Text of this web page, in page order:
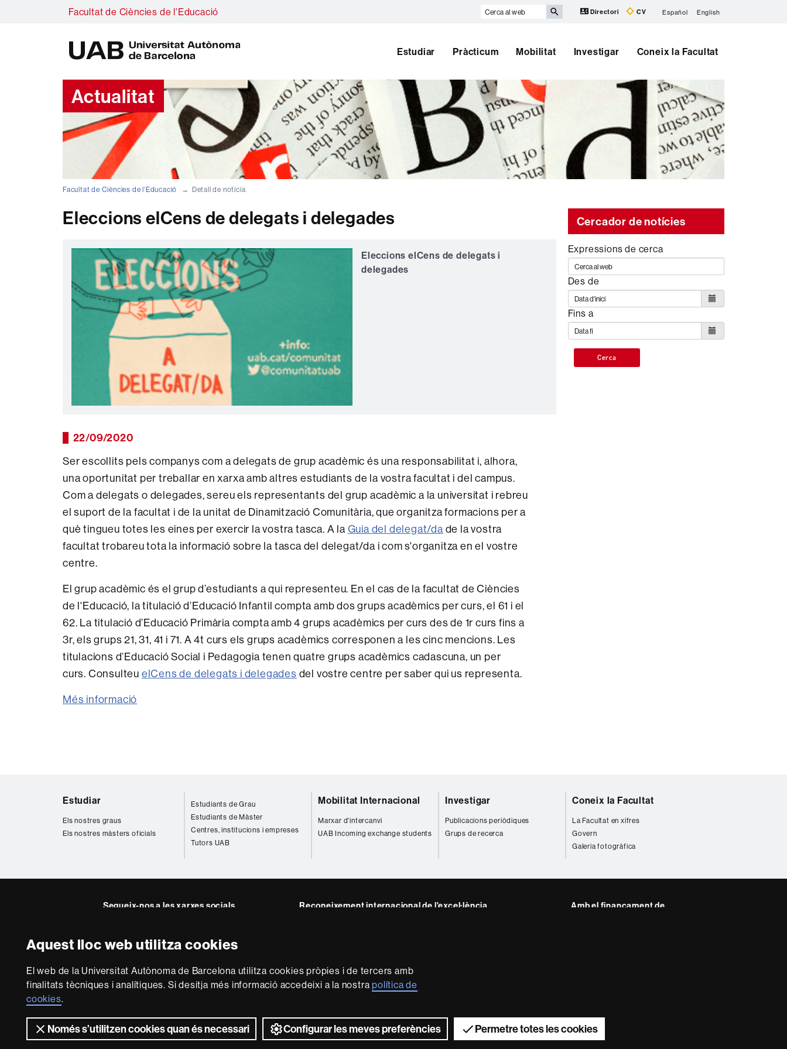
Aquest lloc web utilitza cookies
El web de la Universitat Autònoma de Barcelona utilitza cookies pròpies i de tercers amb
finalitats tècniques i analítiques. Si desitja més informació accedeixi a la nostrapolítica de
cookies.
Només s’utilitzen cookies quan és necessari Configurar les meves preferències Permetre totes les cookies
Facultat de Ciències de l'Educació
Cerca
Directori CV Español English
A
Estudiar Pràcticum Mobilitat Investigar Coneix la Facultat
Actualitat
Facultat de Ciències de l'Educació Detall de notícia
Eleccions elCens de delegats i delegades
Eleccions elCens de delegats i
delegades
22/09/2020
Ser escollits pels companys com a delegats de grup acadèmic és una responsabilitat i, alhora,
una oportunitat per treballar en xarxa amb altres estudiants de la vostra facultat i del campus.
Com a delegats o delegades, sereu els representants del grup acadèmic a la universitat i rebreu
el suport de la facultat i de la unitat de Dinamització Comunitària, que organitza formacions per a
què tingueu totes les eines per exercir la vostra tasca. A la Guia del delegat/da de la vostra
facultat trobareu tota la informació sobre la tasca del delegat/da i com s'organitza en el vostre
centre.
El grup acadèmic és el grup d’estudiants a qui representeu. En el cas de la facultat de Ciències
de l'Educació, la titulació d’Educació Infantil compta amb dos grups acadèmics per curs, el 61 i el
62. La titulació d’Educació Primària compta amb 4 grups acadèmics per curs des de 1r curs fins a
3r, els grups 21, 31, 41 i 71. A 4t curs els grups acadèmics corresponen a les cinc mencions. Les
titulacions d’Educació Social i Pedagogia tenen quatre grups acadèmics cadascuna, un per
curs. Consulteu elCens de delegats i delegades del vostre centre per saber qui us representa.
Més informació
Cercador de notícies
Expressions de cerca
Des de
Fins a
Cerca
Estudiar
Els nostres graus
Els nostres màsters oficials
Estudiants de Grau
Estudiants de Màster
Centres, institucions i empreses
Tutors UAB
Mobilitat Internacional
Marxar d'intercanvi
UAB Incoming exchange students
Investigar
Publicacions periòdiques
Grups de recerca
Coneix la Facultat
La Facultat en xifres
Govern
Galeria fotogràfica
Segueix-nos a les xarxes socials Reconeixement internacional de l'excel·lència Amb el finançament de
Sobre
aquest
web
2026 Universitat Autònoma de Barcelona